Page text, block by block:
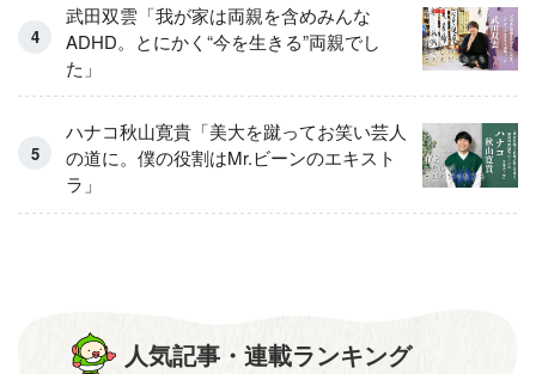
武田双雲「我が家は両親を含めみんな
ADHD。とにかく“今を生きる”両親でし
た」
ハナコ秋山寛貴「美大を蹴ってお笑い芸人
の道に。僕の役割はMr.ビーンのエキスト
ラ」
人気記事・連載ランキング